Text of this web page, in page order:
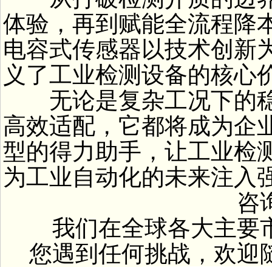
体验，再到赋能全流程降
电容式传感器以技术创新
义了工业检测设备的核心
无论是复杂工况下的稳
高效适配，它都将成为企
型的得力助手，让工业检
为工业自动化的未来注入
咨询
我们在全球各大主要
您遇到任何挑战，欢